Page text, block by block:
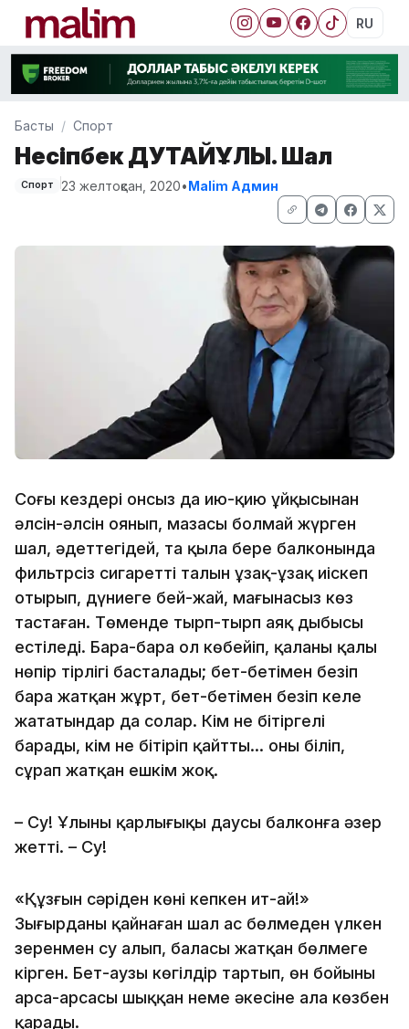
RU
Басты Спорт
Несіпбек ДӘУТАЙҰЛЫ. Шал
Спорт 23 желтоқсан, 2020•Malim Админ
Соңғы кездері онсыз да ию-қию ұйқысынан
әлсін-әлсін оянып, мазасы болмай жүрген
шал, әдеттегідей, таң қылаң бере балконында
фильтрсіз сигареттің талын ұзақ-ұзақ иіскеп
отырып, дүниеге бей-жай, мағынасыз көз
тастаған. Төменде тырп-тырп аяқ дыбысы
естіледі. Бара-бара ол көбейіп, қаланың қалың
нөпір тірлігі басталады; бет-бетімен безіп
бара жатқан жұрт, бет-бетімен безіп келе
жататындар да солар. Кім не бітіргелі
барады, кім не бітіріп қайтты… оны біліп,
сұрап жатқан ешкім жоқ.
– Су! Ұлының қарлығыңқы даусы балконға әзер
жетті. – Су!
«Құзғын сәріден көні кепкен ит-ай!»
Зығырданы қайнаған шал ас бөлмеден үлкен
зеренмен су алып, баласы жатқан бөлмеге
кірген. Бет-аузы көгілдір тартып, өн бойының
арса-арсасы шыққан неме әкесіне ала көзбен
қарады.